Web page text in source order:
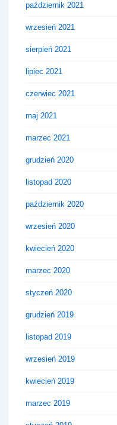
październik 2021
wrzesień 2021
sierpień 2021
lipiec 2021
czerwiec 2021
maj 2021
marzec 2021
grudzień 2020
listopad 2020
październik 2020
wrzesień 2020
kwiecień 2020
marzec 2020
styczeń 2020
grudzień 2019
listopad 2019
wrzesień 2019
kwiecień 2019
marzec 2019